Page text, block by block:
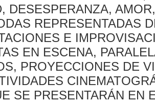
DESESPERANZA,
REPRESENTADAS
E
EN ESCENA,
PROYECCIONES DE
SE PRESENTARÁN EN